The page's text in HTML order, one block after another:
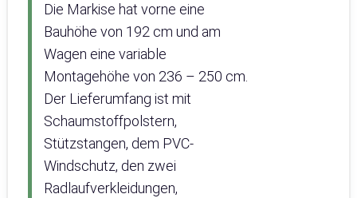
Die Markise hat vorne eine
Bauhöhe von 192 cm und am
Wagen eine variable
Montagehöhe von 236 – 250 cm.
Der Lieferumfang ist mit
Schaumstoffpolstern,
Stützstangen, dem PVC-
Windschutz, den zwei
Radlaufverkleidungen,